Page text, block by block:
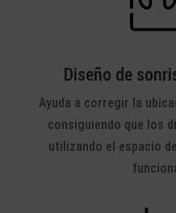
Diseño de
Ayuda a corregir la
consiguiendo que los
utilizando el espacio